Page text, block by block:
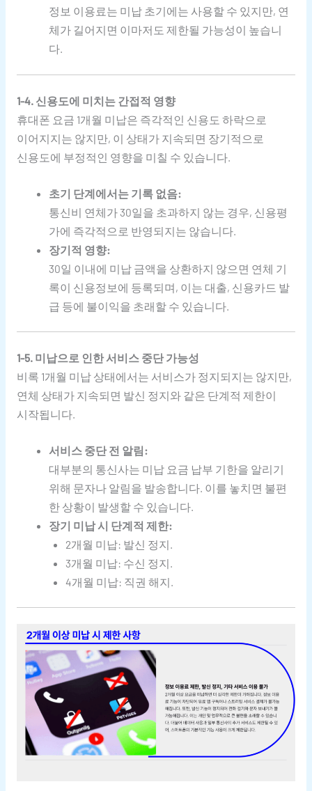
정보 이용료는 미납 초기에는 사용할 수 있지만, 연
체가 길어지면 이마저도 제한될 가능성이 높습니
다.
1-4. 신용도에 미치는 간접적 영향
휴대폰 요금 1개월 미납은 즉각적인 신용도 하락으로
이어지지는 않지만, 이 상태가 지속되면 장기적으로
신용도에 부정적인 영향을 미칠 수 있습니다.
초기 단계에서는 기록 없음:
통신비 연체가 30일을 초과하지 않는 경우, 신용평
가에 즉각적으로 반영되지는 않습니다.
장기적 영향:
30일 이내에 미납 금액을 상환하지 않으면 연체 기
록이 신용정보에 등록되며, 이는 대출, 신용카드 발
급 등에 불이익을 초래할 수 있습니다.
1-5. 미납으로 인한 서비스 중단 가능성
비록 1개월 미납 상태에서는 서비스가 정지되지는 않지만,
연체 상태가 지속되면 발신 정지와 같은 단계적 제한이
시작됩니다.
서비스 중단 전 알림:
대부분의 통신사는 미납 요금 납부 기한을 알리기
위해 문자나 알림을 발송합니다. 이를 놓치면 불편
한 상황이 발생할 수 있습니다.
장기 미납 시 단계적 제한:
2개월 미납: 발신 정지.
3개월 미납: 수신 정지.
4개월 미납: 직권 해지.